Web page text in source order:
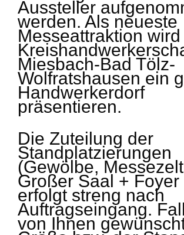
Aussteller
werden. Als neueste
Messeattraktion
Miesbach-Bad Tölz-
Wolfratshausen ein
Handwerkerdorf
präsentieren.
Die Zuteilung der
Standplatzierungen
(Gewölbe,
Großer Saal + Foyer
erfolgt streng nach
Auftragseingang.
von Ihnen